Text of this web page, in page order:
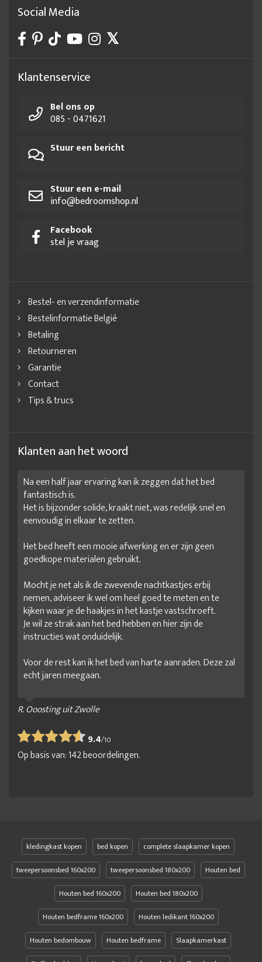
Social Media
Klantenservice
Bel ons op
085 - 0471621
Stuur een bericht
Stuur een e-mail
info@bedroomshop.nl
Facebook
stel je vraag
Bestel- en verzendinformatie
Bestelinformatie België
Betaling
Retourneren
Garantie
Contact
Tips & trucs
Klanten aan het woord
Na een half jaar ervaring kan ik zeggen dat het bed
fantastisch is.
Het is bijzonder solide, kraakt niet, was redelijk snel en
eenvoudig in elkaar te zetten.
Het bed heeft een mooie afwerking en er zijn geen
goedkope materialen gebruikt.
Mocht je net als ik de zwevende nachtkastjes erbij
nemen, adviseer ik wel om heel goed te meten en te
kijken waar je de haakjes in het kastje vastschroeft.
Je wil ze strak aan het bed hebben en hier zijn de
instructies wat onduidelijk.
Voor de rest kan ik het bed van harte aanraden. Deze zal
echt jaren meegaan.
R. Ooosting uit Zwolle
9.4/10
Op basis van:142beoordelingen.
kledingkast kopen bed kopen
complete slaapkamer kopen
tweepersoonsbed 160x200
tweepersoonsbed 180x200
Houten bed
Houten bed 160x200
Houten bed 180x200
Houten bedframe 160x200
Houten ledikant 160x200
Houten bedombouw
Houten bedframe
Slaapkamerkast